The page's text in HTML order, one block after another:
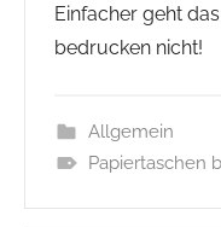
Einfacher geht
bedrucken nicht!
Allgemein
Papiertaschen